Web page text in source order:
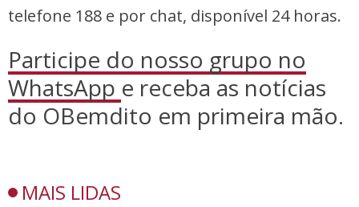
telefone 188 e por chat, disponível 24 horas.
Participe do nosso grupo no
WhatsApp e receba as notícias
do OBemdito em primeira mão.
MAIS LIDAS